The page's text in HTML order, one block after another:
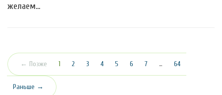
желаем…
← Позже 1 (текущая)
2 3 4 5 6 7 … 64
Раньше →